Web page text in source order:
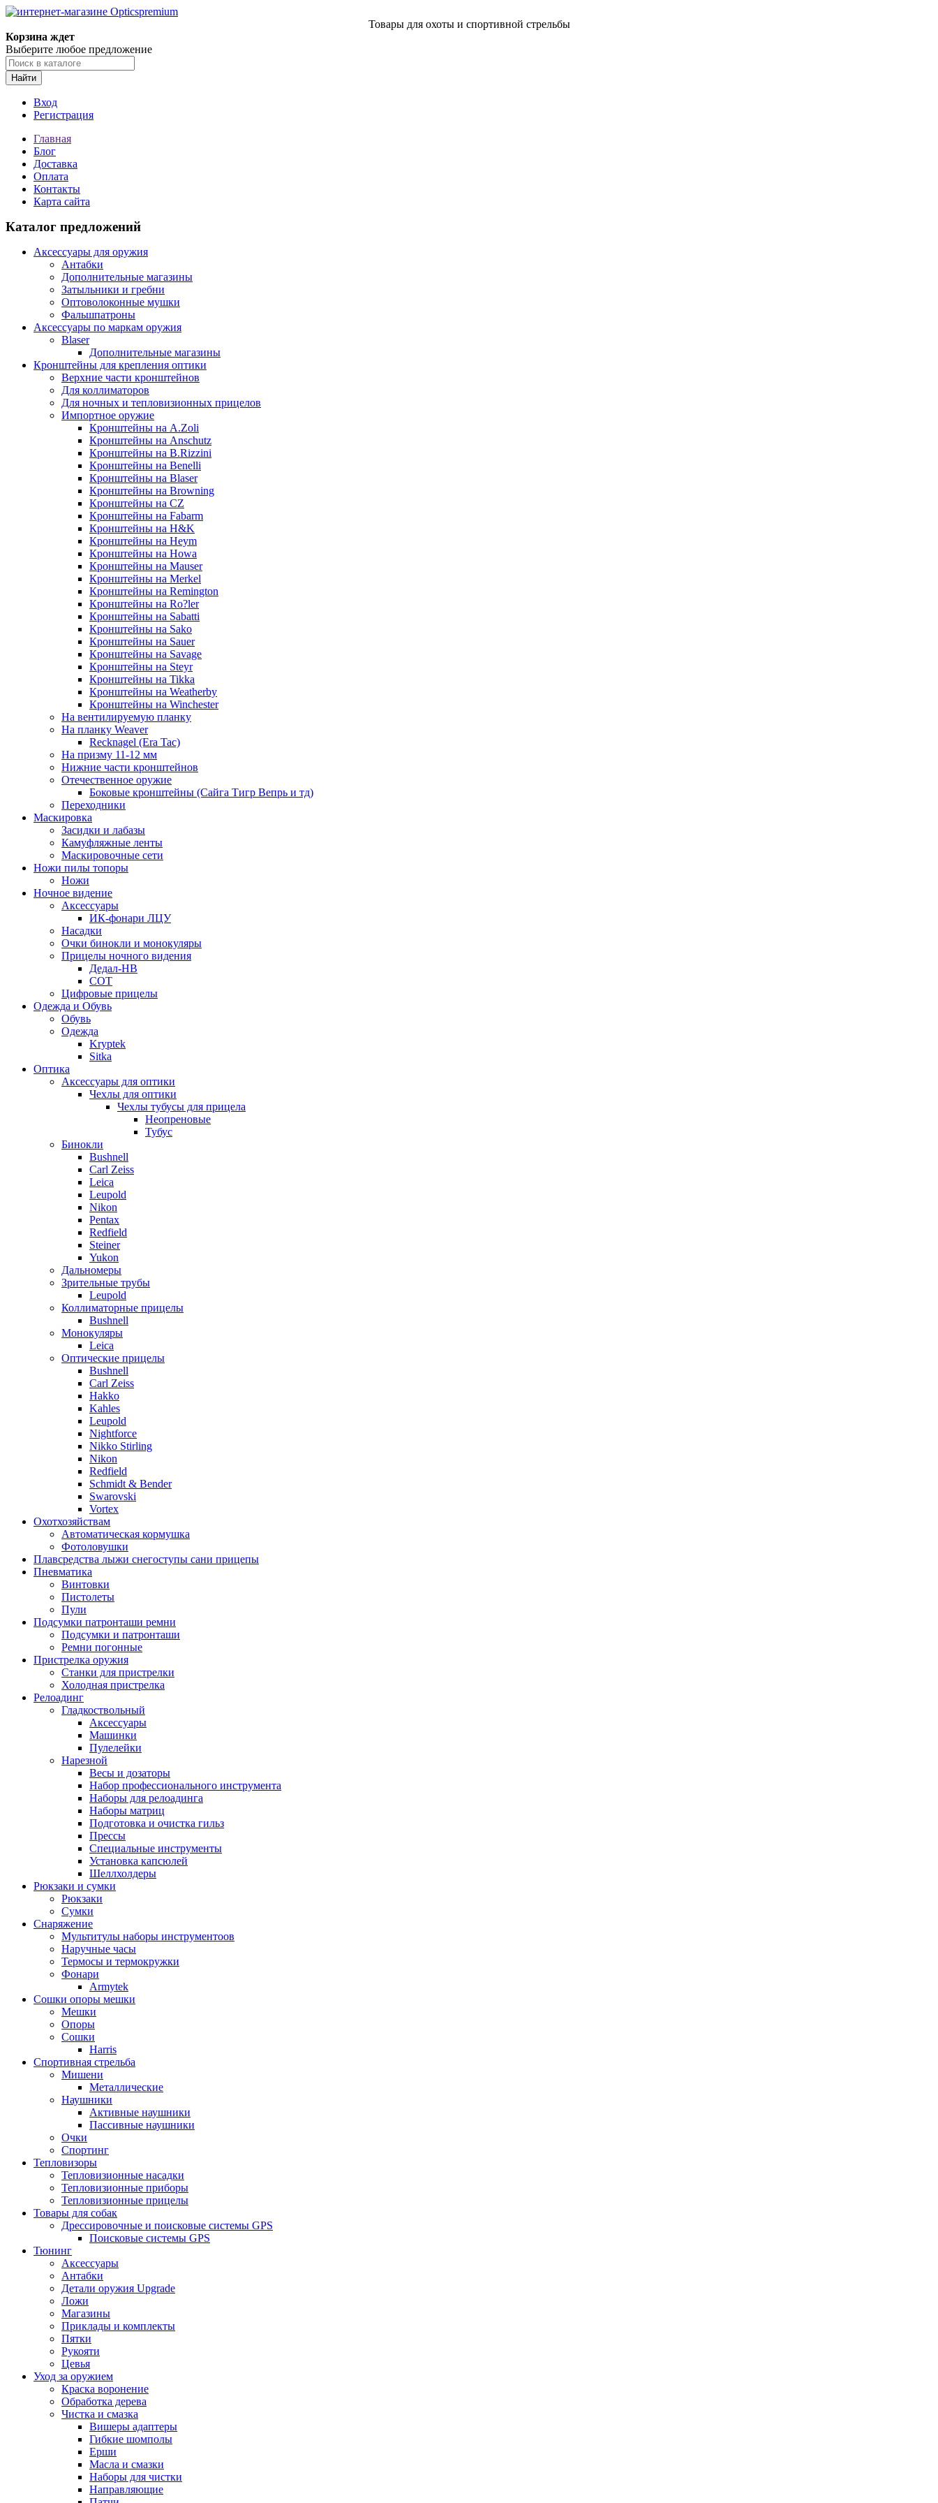
Товары для охоты и спортивной стрельбы
Корзина ждет
Выберите любое предложение
Найти
Вход
Регистрация
Главная
Блог
Доставка
Оплата
Контакты
Карта сайта
Каталог предложений
Аксессуары для оружия
Антабки
Дополнительные магазины
Затыльники и гребни
Оптоволоконные мушки
Фальшпатроны
Аксессуары по маркам оружия
Blaser
Дополнительные магазины
Кронштейны для крепления оптики
Верхние части кронштейнов
Для коллиматоров
Для ночных и тепловизионных прицелов
Импортное оружие
Кронштейны на A.Zoli
Кронштейны на Anschutz
Кронштейны на B.Rizzini
Кронштейны на Benelli
Кронштейны на Blaser
Кронштейны на Browning
Кронштейны на CZ
Кронштейны на Fabarm
Кронштейны на H&K
Кронштейны на Heym
Кронштейны на Howa
Кронштейны на Mauser
Кронштейны на Merkel
Кронштейны на Remington
Кронштейны на Ro?ler
Кронштейны на Sabatti
Кронштейны на Sako
Кронштейны на Sauer
Кронштейны на Savage
Кронштейны на Steyr
Кронштейны на Tikka
Кронштейны на Weatherby
Кронштейны на Winchester
На вентилируемую планку
На планку Weaver
Recknagel (Era Tac)
На призму 11-12 мм
Нижние части кронштейнов
Отечественное оружие
Боковые кронштейны (Сайга Тигр Вепрь и тд)
Переходники
Маскировка
Засидки и лабазы
Камуфляжные ленты
Маскировочные сети
Ножи пилы топоры
Ножи
Ночное видение
Аксессуары
ИК-фонари ЛЦУ
Насадки
Очки бинокли и монокуляры
Прицелы ночного видения
Дедал-НВ
СОТ
Цифровые прицелы
Одежда и Обувь
Обувь
Одежда
Kryptek
Sitka
Оптика
Аксессуары для оптики
Чехлы для оптики
Чехлы тубусы для прицела
Неопреновые
Тубус
Бинокли
Bushnell
Carl Zeiss
Leica
Leupold
Nikon
Pentax
Redfield
Steiner
Yukon
Дальномеры
Зрительные трубы
Leupold
Коллиматорные прицелы
Bushnell
Монокуляры
Leica
Оптические прицелы
Bushnell
Carl Zeiss
Hakko
Kahles
Leupold
Nightforce
Nikko Stirling
Nikon
Redfield
Schmidt & Bender
Swarovski
Vortex
Охотхозяйствам
Автоматическая кормушка
Фотоловушки
Плавсредства лыжи снегоступы сани прицепы
Пневматика
Винтовки
Пистолеты
Пули
Подсумки патронташи ремни
Подсумки и патронташи
Ремни погонные
Пристрелка оружия
Станки для пристрелки
Холодная пристрелка
Релоадинг
Гладкоствольный
Аксессуары
Машинки
Пулелейки
Нарезной
Весы и дозаторы
Набор профессионального инструмента
Наборы для релоадинга
Наборы матриц
Подготовка и очистка гильз
Прессы
Специальные инструменты
Установка капсюлей
Шеллхолдеры
Рюкзаки и сумки
Рюкзаки
Сумки
Снаряжение
Мультитулы наборы инструментоов
Наручные часы
Термосы и термокружки
Фонари
Armytek
Сошки опоры мешки
Мешки
Опоры
Сошки
Harris
Спортивная стрельба
Мишени
Металлические
Наушники
Активные наушники
Пассивные наушники
Очки
Спортинг
Тепловизоры
Тепловизионные насадки
Тепловизионные приборы
Тепловизионные прицелы
Товары для собак
Дрессировочные и поисковые системы GPS
Поисковые системы GPS
Тюнинг
Аксессуары
Антабки
Детали оружия Upgrade
Ложи
Магазины
Приклады и комплекты
Пятки
Рукояти
Цевья
Уход за оружием
Краска воронение
Обработка дерева
Чистка и смазка
Вишеры адаптеры
Гибкие шомполы
Ерши
Масла и смазки
Наборы для чистки
Направляющие